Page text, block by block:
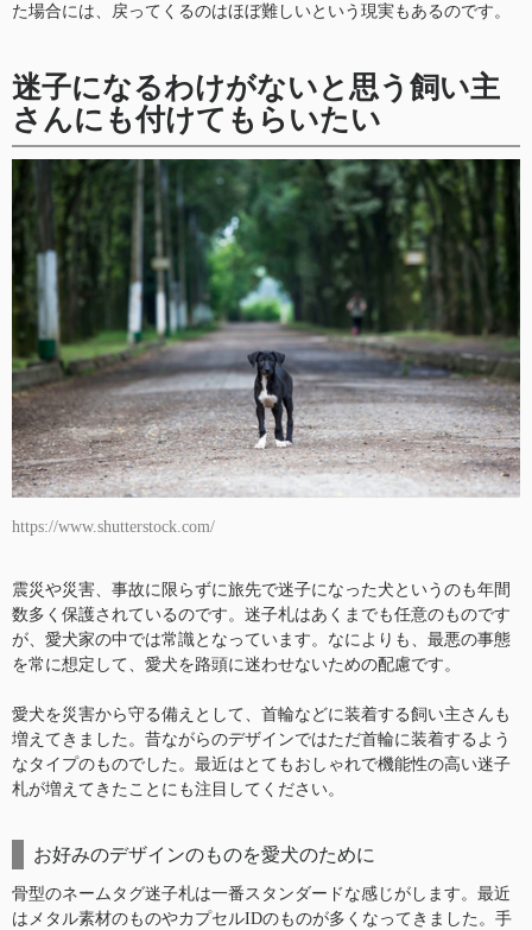
た場合には、戻ってくるのはほぼ難しいという現実もあるのです。
迷子になるわけがないと思う飼い主
さんにも付けてもらいたい
https://www.shutterstock.com/
震災や災害、事故に限らずに旅先で迷子になった犬というのも年間
数多く保護されているのです。迷子札はあくまでも任意のものです
が、愛犬家の中では常識となっています。なによりも、最悪の事態
を常に想定して、愛犬を路頭に迷わせないための配慮です。
愛犬を災害から守る備えとして、首輪などに装着する飼い主さんも
増えてきました。昔ながらのデザインではただ首輪に装着するよう
なタイプのものでした。最近はとてもおしゃれで機能性の高い迷子
札が増えてきたことにも注目してください。
お好みのデザインのものを愛犬のために
骨型のネームタグ迷子札は一番スタンダードな感じがします。最近
はメタル素材のものやカプセルIDのものが多くなってきました。手